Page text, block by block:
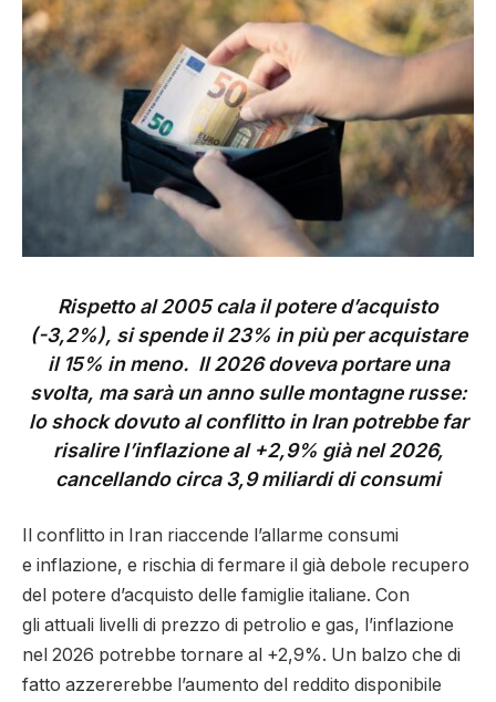
Rispetto al 2005 cala il potere d’acquisto
(-3,2%), si spende il 23% in più per acquistare
il 15% in meno. Il 2026 doveva portare una
svolta, ma sarà un anno sulle montagne russe:
lo shock dovuto al conflitto in Iran potrebbe far
risalire l’inflazione al +2,9% già nel 2026,
cancellando circa 3,9 miliardi di consumi
Il conflitto in Iran riaccende l’allarme consumi
e inflazione, e rischia di fermare il già debole recupero
del potere d’acquisto delle famiglie italiane. Con
gli attuali livelli di prezzo di petrolio e gas, l’inflazione
nel 2026 potrebbe tornare al +2,9%. Un balzo che di
fatto azzererebbe l’aumento del reddito disponibile